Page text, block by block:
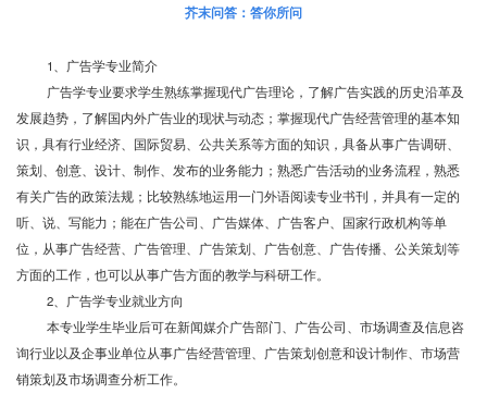
芥末问答：答你所问
1、广告学专业简介
广告学专业要求学生熟练掌握现代广告理论，了解广告实践的历史沿革及
发展趋势，了解国内外广告业的现状与动态；掌握现代广告经营管理的基本知
识，具有行业经济、国际贸易、公共关系等方面的知识，具备从事广告调研、
策划、创意、设计、制作、发布的业务能力；熟悉广告活动的业务流程，熟悉
有关广告的政策法规；比较熟练地运用一门外语阅读专业书刊，并具有一定的
听、说、写能力；能在广告公司、广告媒体、广告客户、国家行政机构等单
位，从事广告经营、广告管理、广告策划、广告创意、广告传播、公关策划等
方面的工作，也可以从事广告方面的教学与科研工作。
2、广告学专业就业方向
本专业学生毕业后可在新闻媒介广告部门、广告公司、市场调查及信息咨
询行业以及企事业单位从事广告经营管理、广告策划创意和设计制作、市场营
销策划及市场调查分析工作。